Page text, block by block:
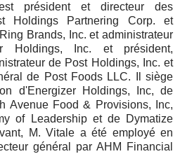
président et directeur des
Holdings Partnering Corp. et
Brands, Inc. et administrateur
Holdings, Inc. et président,
de Post Holdings, Inc. et
de Post Foods LLC. Il siège
d'Energizer Holdings, Inc, de
Avenue Food & Provisions, Inc,
of Leadership et de Dymatize
M. Vitale a été employé en
général par AHM Financial